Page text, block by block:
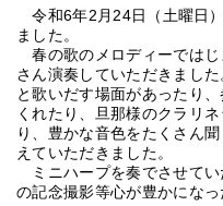
令和6年2月24日（土曜日
ました。
春の歌のメロディーではじ
さん演奏していただきまし
と歌いだす場面があったり
くれたり、旦那様のクラリ
り、豊かな音色をたくさん
えていただきました。
ミニハープを奏でさせてい
の記念撮影等心が豊かになっ